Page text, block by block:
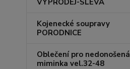
VÝPRODEJ-SLEVA
Kojenecké soupravy
PORODNICE
Oblečení pro nedonošená
miminka vel.32-48